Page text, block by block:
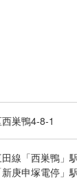
巣鴨4-8-1
線「西巣鴨」
庚申塚電停」